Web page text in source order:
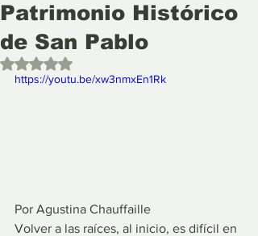
Patrimonio Histórico
de San Pablo
Obtuvo NaN de 5 estrellas.
https://youtu.be/xw3nmxEn1Rk
Por Agustina Chauffaille
Volver a las raíces, al inicio, es difícil en